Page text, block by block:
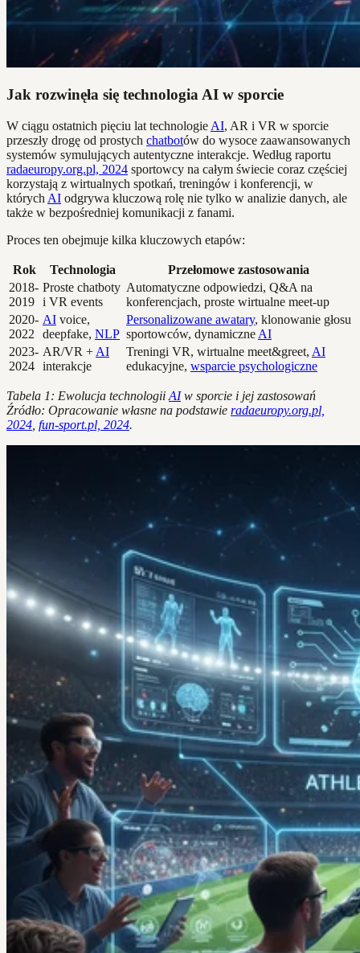
Jak rozwinęła się technologia AI w sporcie
W ciągu ostatnich pięciu lat technologie AI, AR i VR w sporcie
przeszły drogę od prostych chatbotów do wysoce zaawansowanych
systemów symulujących autentyczne interakcje. Według raportu
radaeuropy.org.pl, 2024 sportowcy na całym świecie coraz częściej
korzystają z wirtualnych spotkań, treningów i konferencji, w
których AI odgrywa kluczową rolę nie tylko w analizie danych, ale
także w bezpośredniej komunikacji z fanami.
Proces ten obejmuje kilka kluczowych etapów:
Rok Technologia
Przełomowe zastosowania
2018-
2019
Proste chatboty
i VR events
Automatyczne odpowiedzi, Q&A na
konferencjach, proste wirtualne meet-up
2020-
2022
AI voice,
deepfake, NLP
Personalizowane awatary, klonowanie głosu
sportowców, dynamiczne AI
2023-
2024
AR/VR + AI
interakcje
Treningi VR, wirtualne meet&greet, AI
edukacyjne, wsparcie psychologiczne
Tabela 1: Ewolucja technologii AIw sporcie i jej zastosowań
Źródło: Opracowanie własne na podstawie radaeuropy.org.pl,
2024 fun-sport.pl, 2024.